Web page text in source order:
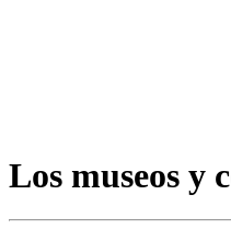
Los museos y